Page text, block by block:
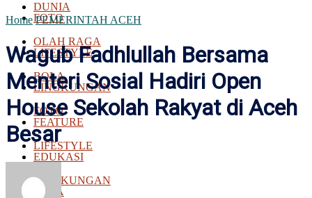
FOTO
LIFESTYLE
LINGKUNGAN
FEATURE
EDUKASI
DPRA
DUNIA
OLAH RAGA
BOLA
FOTO
LIFESTYLE
LINGKUNGAN
Home PEMERINTAH ACEH
Wagub Fadhlullah Bersama
Menteri Sosial Hadiri Open
House Sekolah Rakyat di Aceh
Besar